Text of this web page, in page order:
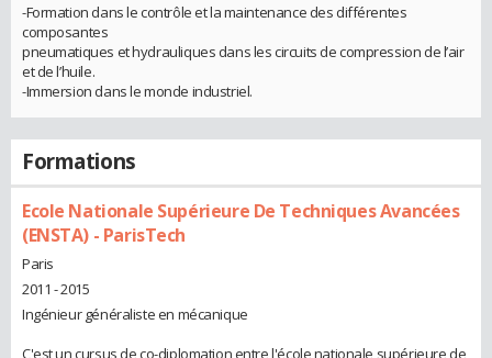
-Formation dans le contrôle et la maintenance des différentes
composantes
pneumatiques et hydrauliques dans les circuits de compression de l’air
et de l’huile.
-Immersion dans le monde industriel.
Formations
Ecole Nationale Supérieure De Techniques Avancées
(ENSTA) - ParisTech
Paris
2011 - 2015
Ingénieur généraliste en mécanique
C'est un cursus de co-diplomation entre l'école nationale supérieure de